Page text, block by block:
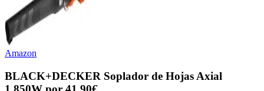
Amazon
BLACK+DECKER Soplador de Hojas Axial